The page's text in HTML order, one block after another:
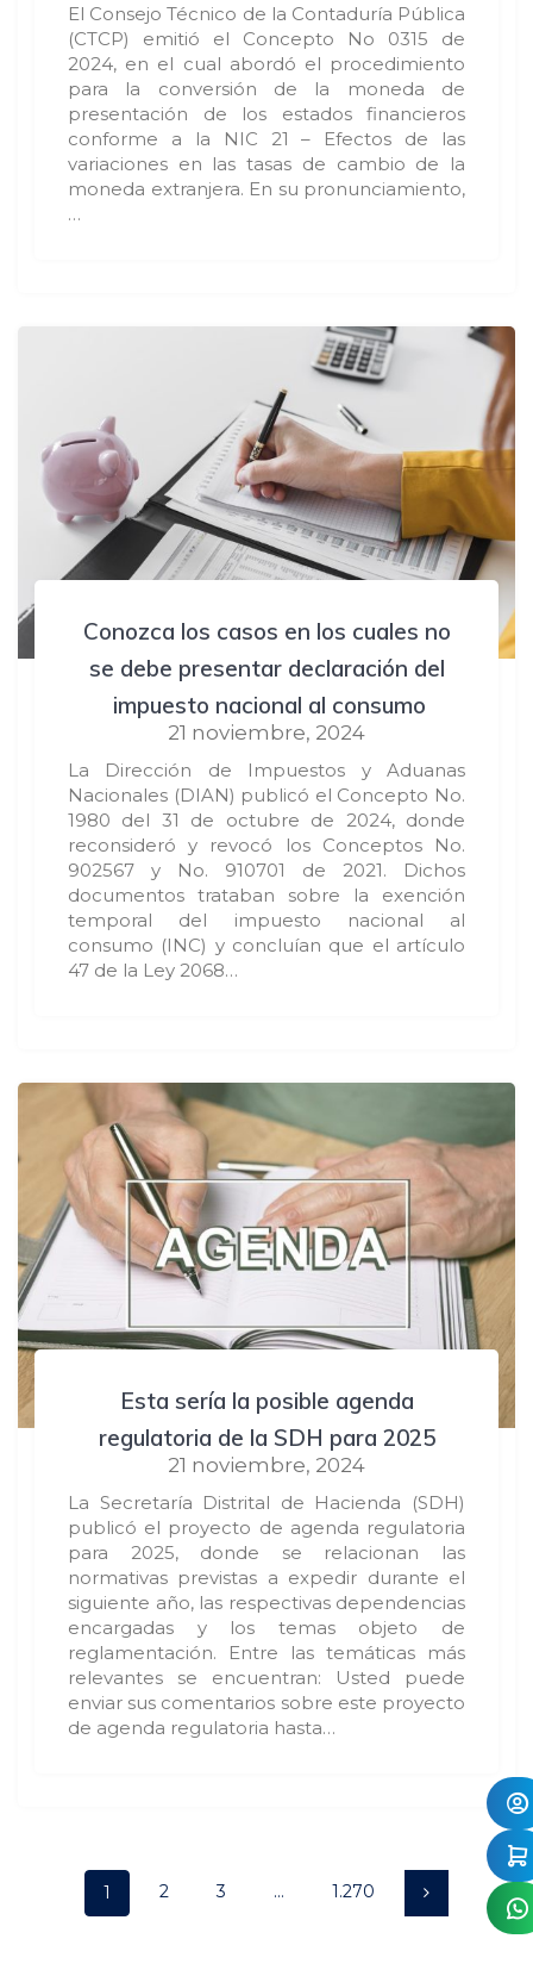
El Consejo Técnico de la Contaduría Pública
(CTCP) emitió el Concepto No 0315 de
2024, en el cual abordó el procedimiento
para la conversión de la moneda de
presentación de los estados financieros
conforme a la NIC 21 – Efectos de las
variaciones en las tasas de cambio de la
moneda extranjera. En su pronunciamiento,
…
Conozca los casos en los cuales no
se debe presentar declaración del
impuesto nacional al consumo
21 noviembre, 2024
La Dirección de Impuestos y Aduanas
Nacionales (DIAN) publicó el Concepto No.
1980 del 31 de octubre de 2024, donde
reconsideró y revocó los Conceptos No.
902567 y No. 910701 de 2021. Dichos
documentos trataban sobre la exención
temporal del impuesto nacional al
consumo (INC) y concluían que el artículo
47 de la Ley 2068…
Esta sería la posible agenda
regulatoria de la SDH para 2025
21 noviembre, 2024
La Secretaría Distrital de Hacienda (SDH)
publicó el proyecto de agenda regulatoria
para 2025, donde se relacionan las
normativas previstas a expedir durante el
siguiente año, las respectivas dependencias
encargadas y los temas objeto de
reglamentación. Entre las temáticas más
relevantes se encuentran: Usted puede
enviar sus comentarios sobre este proyecto
de agenda regulatoria hasta…
Posts
navigation
Page
1 Page
2 Page
3 … Page
1.270